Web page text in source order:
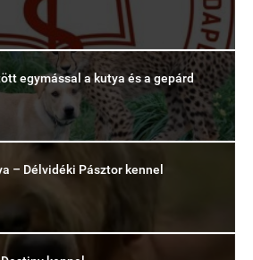
egymással a kutya és a gepárd
– Délvidéki Pásztor kennel